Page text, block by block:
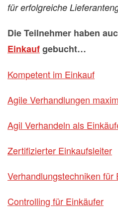
für erfolgreiche
Die Teilnehmer haben
Einkaufgebucht…
Kompetent im Einkauf
Agile Verhandlungen
Agil Verhandeln als
Zertifizierter Einkaufsleiter
Verhandlungstechniken für
Controlling für Einkäufer